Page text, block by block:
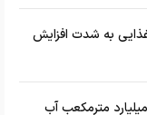
به شدت افزایش